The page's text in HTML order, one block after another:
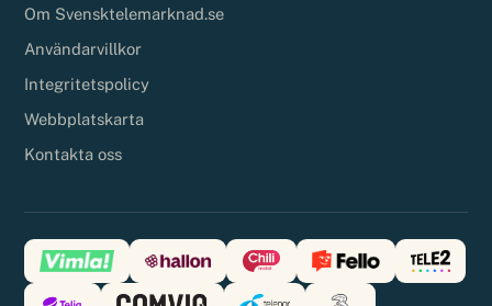
Om Svensktelemarknad.se
Användarvillkor
Integritetspolicy
Webbplatskarta
Kontakta oss